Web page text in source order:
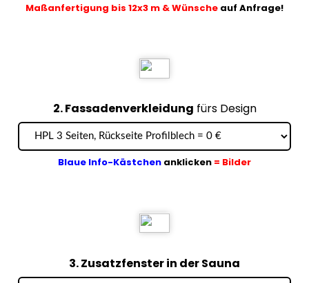
Maßanfertigung bis 12x3 m & Wünsche auf Anfrage!
2. Fassadenverkleidung fürs Design
Blaue Info-Kästchen anklicken = Bilder
3. Zusatzfenster in der Sauna